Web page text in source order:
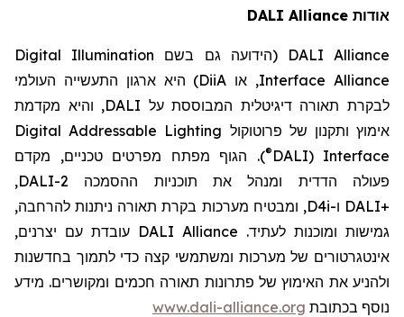
אודות DALI Alliance
DALI Alliance (הידועה גם בשם Digital Illumination
Interface Alliance, או DiiA) היא ארגון התעשייה העולמי
לבקרת תאורה דיגיטלית המבוססת על DALI, והיא מקדמת
אימוץ ותקנון של פרוטוקול Digital Addressable Lighting
Interface
(
DALI
®). הגוף מפתח מפרטים טכניים, מקדם
פעולה הדדית ומנהל את תוכניות ההסמכה DALI-2
,
+
DALI ו-D4i, ומבטיח מערכות בקרת תאורה ניתנות להרחבה,
גמישות ומוכנות לעתיד. DALI Alliance עובדת עם יצרנים,
אינטגרטורים של מערכות ומשתמשי קצה כדי לתמוך בחדשנות
ולהניע את האימוץ של פתרונות תאורה חכמים ומקושרים. מידע
נוסף בכתובת www.dali-alliance.org